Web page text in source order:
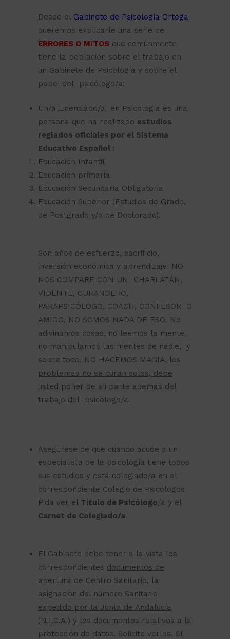
Desde el Gabinete de Psicología Ortega
queremos explicarle una serie de
ERRORES O MITOS que comúnmente
tiene la población sobre el trabajo en
un Gabinete de Psicología y sobre el
papel del psicólogo/a:
Un/a Licenciado/a en Psicología es una
persona que ha realizado estudios
reglados oficiales por el Sistema
Educativo Español :
Educación Infantil
Educación primaria
Educación Secundaria Obligatoria
Educación Superior (Estudios de Grado,
de Postgrado y/o de Doctorado).
Son años de esfuerzo, sacrificio,
inversión económica y aprendizaje. NO
NOS COMPARE CON UN CHARLATÁN,
VIDENTE, CURANDERO,
PARAPSICÓLOGO, COACH, CONFESOR O
AMIGO, NO SOMOS NADA DE ESO. No
adivinamos cosas, no leemos la mente,
no manipulamos las mentes de nadie, y
sobre todo, NO HACEMOS MAGIA, los
problemas no se curan solos, debe
usted poner de su parte además del
trabajo del psicólogo/a.
Asegúrese de que cuando acude a un
especialista de la psicología tiene todos
sus estudios y está colegiado/a en el
correspondiente Colegio de Psicólogos.
Pida ver el Título de Psicólogo/a y el
Carnet de Colegiado/a.
El Gabinete debe tener a la vista los
correspondientes documentos de
apertura de Centro Sanitario, la
asignación del número Sanitario
expedido por la Junta de Andalucía
(N.I.C.A.) y los documentos relativos a la
protección de datos. Solicite verlos, SI